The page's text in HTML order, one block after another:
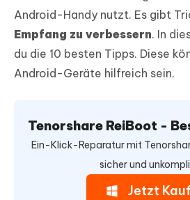
Android-Handy nutzt. Es gibt
Empfang zu verbessern. In
du die 10 besten Tipps. Diese
Android-Geräte hilfreich sein.
Tenorshare ReiBoot -
Ein-Klick-Reparatur mit
sicher und
Jetzt